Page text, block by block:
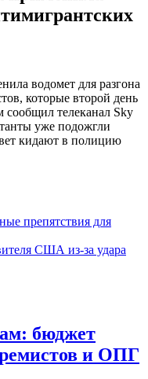
водомет для разгона
которые второй день
сообщил телеканал Sky
уже подожгли
кидают в полицию
препятствия для
США из-за удара
бюджет
и ОПГ